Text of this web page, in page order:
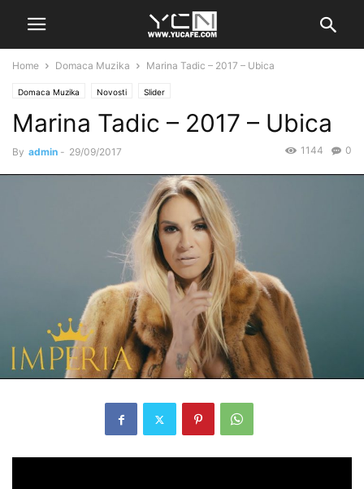
Home Domaca Muzika Marina Tadic – 2017 – Ubica
Domaca Muzika Novosti Slider
Marina Tadic – 2017 – Ubica
By admin - 29/09/2017 0
1144